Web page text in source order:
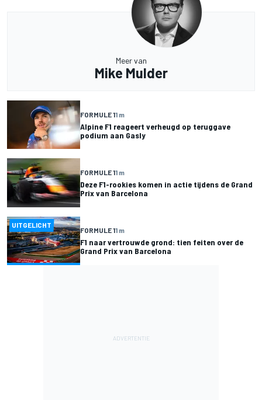
Meer van
Mike Mulder
FORMULE 11 m
Alpine F1 reageert verheugd op teruggave
podium aan Gasly
FORMULE 11 m
Deze F1-rookies komen in actie tijdens de Grand
Prix van Barcelona
UITGELICHT
FORMULE 11 m
F1 naar vertrouwde grond: tien feiten over de
Grand Prix van Barcelona